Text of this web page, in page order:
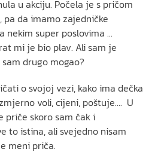
u akciju. Počela je s pričom
pa da imamo zajedničke
nekim super poslovima …
mi je bio plav. Ali sam je
drugo mogao?
o svojoj vezi, kako ima dečka
voli, cijeni, poštuje…. U
priče skoro sam čak i
to istina, ali svejedno nisam
meni priča.